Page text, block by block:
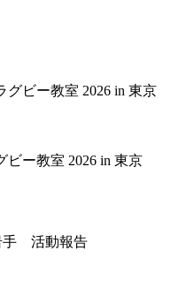
ビー教室 2026 in 東京